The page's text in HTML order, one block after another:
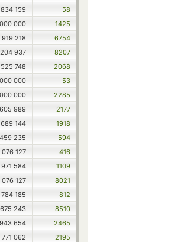
159
58
000
1425
919 218
6754
937
8207
748
2068
000
53
000
2285
989
2177
144
1918
235
594
127
416
584
1109
127
8021
185
812
243
8510
654
2465
771 062
2195